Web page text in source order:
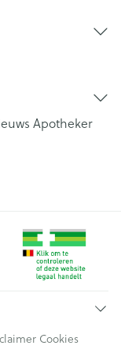
Apotheker
Cookies